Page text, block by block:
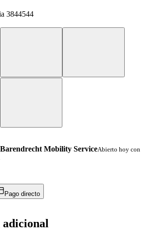
3844544
Barendrecht Mobility ServiceAbierto hoy con
Pago directo